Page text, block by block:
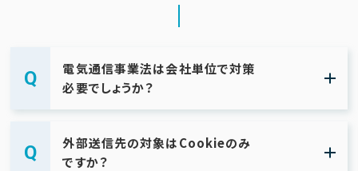
電気通信事業法は会社単位で対策
必要でしょうか？
外部送信先の対象はCookieのみ
ですか？